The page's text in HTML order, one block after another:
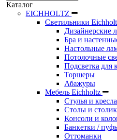
Каталог
EICHHOLTZ
Светильники
Дизайнерские
Бра и
Настольные
Потолочные
Подсветка для
Торшеры
Абажуры
Мебель Eichholtz
Стулья и кресла
Столы и
Консоли и
Банкетки /
Оттоманки